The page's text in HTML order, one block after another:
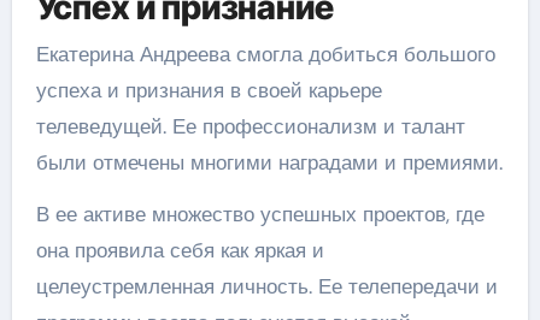
Екатерина Андреева смогла добиться большого
успеха и признания в своей карьере
телеведущей. Ее профессионализм и талант
были отмечены многими наградами и премиями.
В ее активе множество успешных проектов, где
она проявила себя как яркая и
целеустремленная личность. Ее телепередачи и